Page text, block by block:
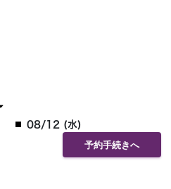
08/12 (水)
予約手続きへ